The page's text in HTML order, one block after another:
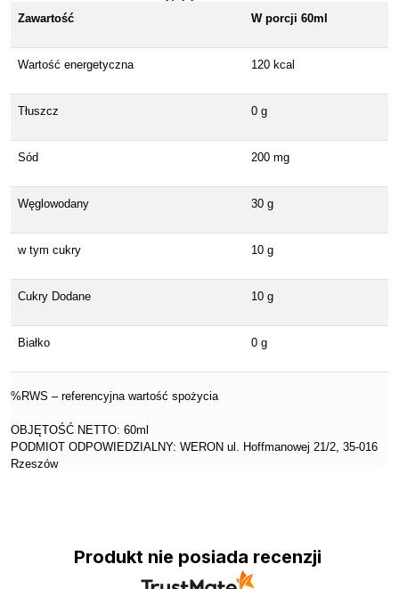
Zawartość
W porcji 60ml
Wartość energetyczna 120 kcal
Tłuszcz 0 g
Sód 200 mg
Węglowodany 30 g
w tym cukry 10 g
Cukry Dodane 10 g
Białko 0 g
%RWS – referencyjna wartość spożycia
OBJĘTOŚĆ NETTO: 60ml
PODMIOT ODPOWIEDZIALNY: WERON ul. Hoffmanowej 21/2, 35-016
Rzeszów
Produkt nie posiada recenzji